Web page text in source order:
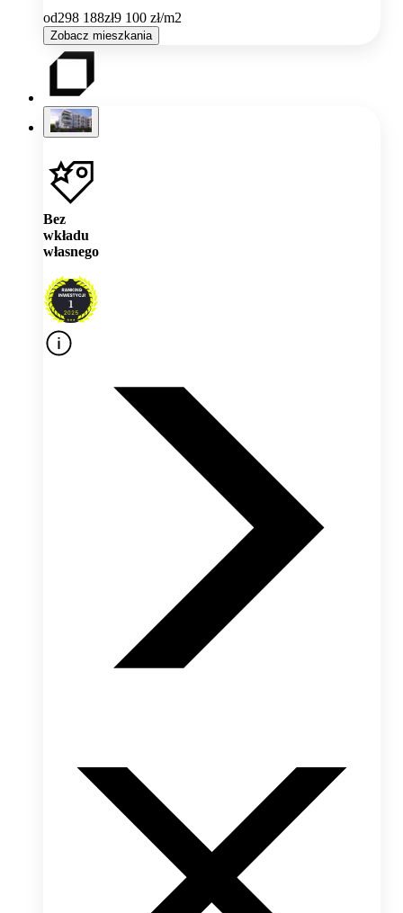
od298 188zł9 100 zł/m2
Zobacz mieszkania
Bez
wkładu
własnego